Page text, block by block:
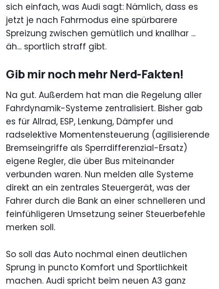
sich einfach, was Audi sagt: Nämlich, dass es
jetzt je nach Fahrmodus eine spürbarere
Spreizung zwischen gemütlich und knallhar ...
äh... sportlich straff gibt.
Gib mir noch mehr Nerd-Fakten!
Na gut. Außerdem hat man die Regelung aller
Fahrdynamik-Systeme zentralisiert. Bisher gab
es für Allrad, ESP, Lenkung, Dämpfer und
radselektive Momentensteuerung (agilisierende
Bremseingriffe als Sperrdifferenzial-Ersatz)
eigene Regler, die über Bus miteinander
verbunden waren. Nun melden alle Systeme
direkt an ein zentrales Steuergerät, was der
Fahrer durch die Bank an einer schnelleren und
feinfühligeren Umsetzung seiner Steuerbefehle
merken soll.
So soll das Auto nochmal einen deutlichen
Sprung in puncto Komfort und Sportlichkeit
machen. Audi spricht beim neuen A3 ganz